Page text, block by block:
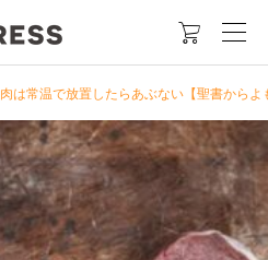

肉は常温で放置したらあぶない【聖書からよ